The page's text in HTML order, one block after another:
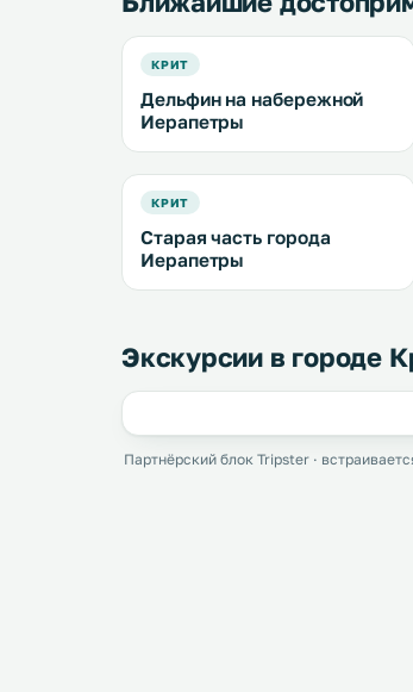
КРИТ
Дельфин на набережной
Иерапетры
КРИТ
Старая часть города
Иерапетры
Экскурсии в городе
Партнёрский блок Tripster ·